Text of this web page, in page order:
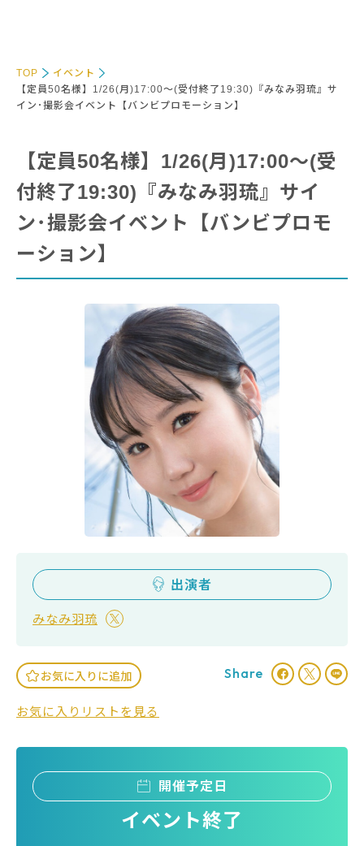
TOP
イベント
【定員50名様】1/26(月)17:00～(受付終了19:30)『みなみ羽琉』サ
イン･撮影会イベント【バンビプロモーション】
【定員50名様】1/26(月)17:00～(受
付終了19:30)『みなみ羽琉』サイ
ン･撮影会イベント【バンビプロモ
ーション】
出演者
みなみ羽琉
お気に入りに追加
お気に入りリストを見る
Share
開催予定日
イベント終了